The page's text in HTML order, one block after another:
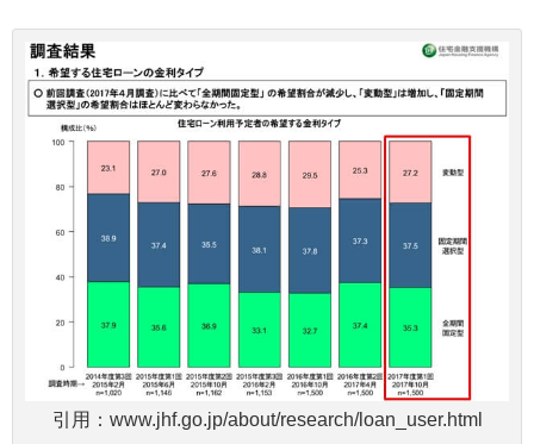
引用：www.jhf.go.jp/about/research/loan_user.html